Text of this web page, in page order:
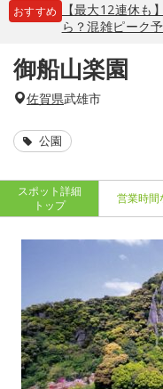
おすすめ
【最大12連休も
ら？混雑ピーク
御船山楽園
佐賀県武雄市
公園
スポット詳細
トップ
営業時間